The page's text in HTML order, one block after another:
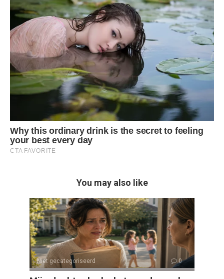
You may also like
Niet gecategoriseerd 0